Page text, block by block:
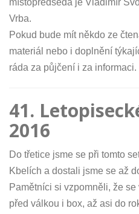
místopředseda je Vladimír
Vrba.
Pokud bude mít někdo ze
materiál nebo i doplnění
ráda za půjčení i za informaci.
41.
2016
Do třetice jsme se při tomto
Kbelích a dostali jsme se až
Pamětníci si vzpomněli, že
před válkou i box, až asi do